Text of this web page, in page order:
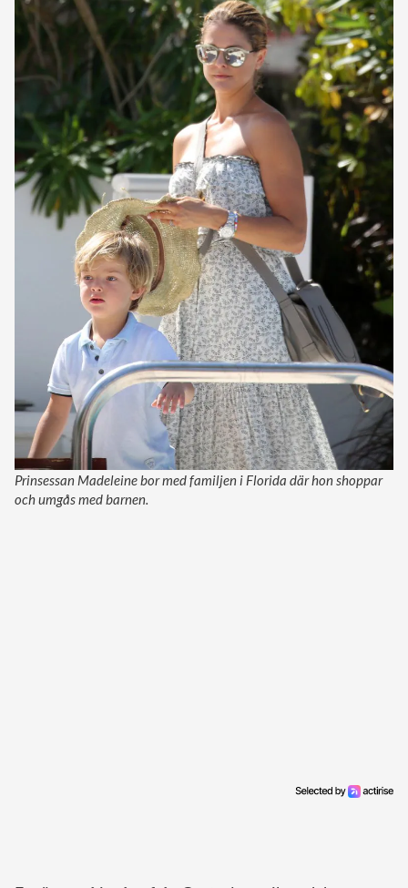
Prinsessan Madeleine bor med familjen i Florida där hon shoppar
och umgås med barnen.